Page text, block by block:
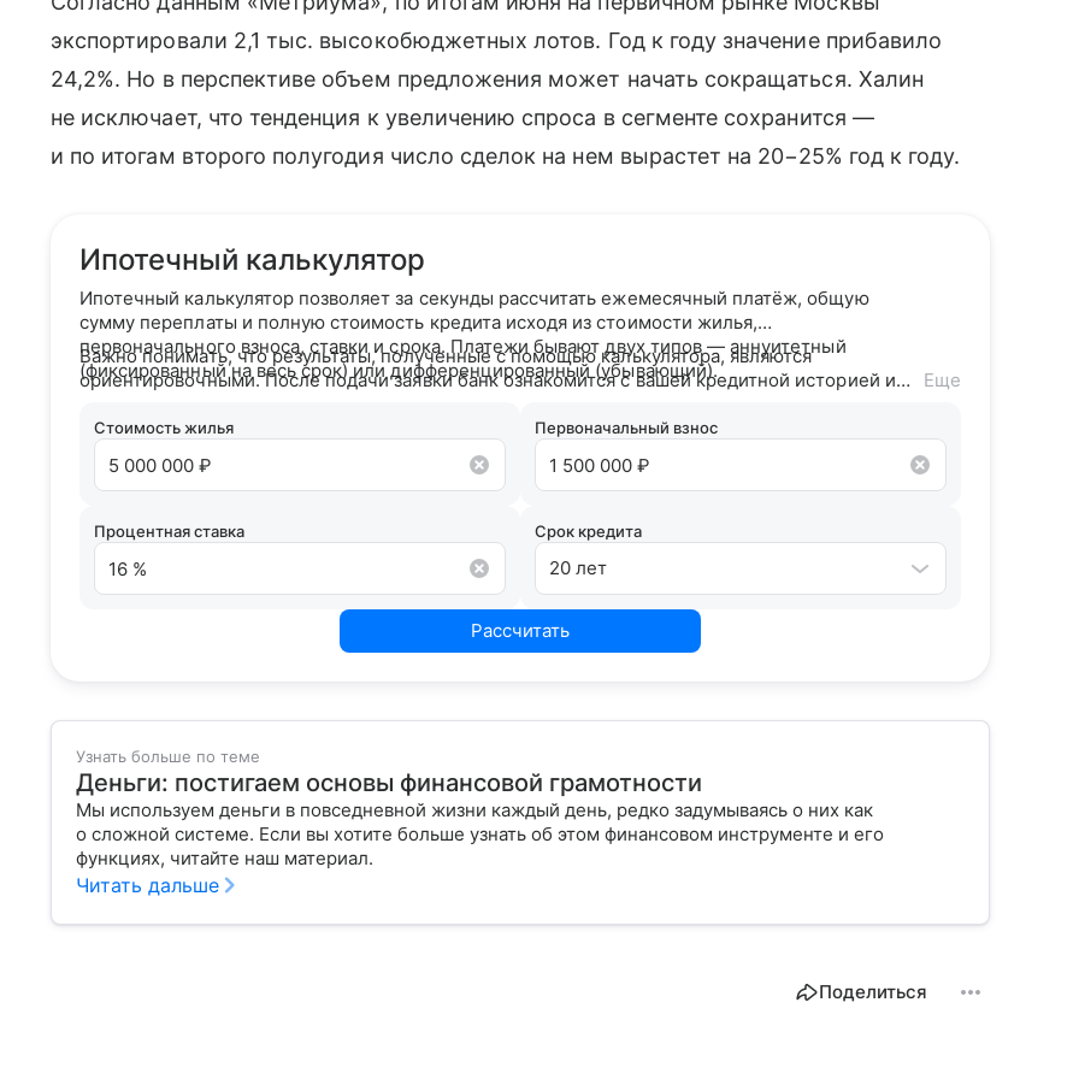
экспортировали 2,1 тыс. высокобюджетных лотов. Год к году значение прибавило
24,2%. Но в перспективе объем предложения может начать сокращаться. Халин
не исключает, что тенденция к увеличению спроса в сегменте сохранится —
и по итогам второго полугодия число сделок на нем вырастет на 20−25% год к году.
Ипотечный калькулятор
Ипотечный калькулятор позволяет за секунды рассчитать ежемесячный платёж, общую
сумму переплаты и полную стоимость кредита исходя из стоимости жилья,
первоначального взноса, ставки и срока. Платежи бывают двух типов — аннуитетный
(фиксированный на весь срок) или дифференцированный (убывающий).
Важно понимать, что результаты, полученные с помощью калькулятора, являются
ориентировочными. После подачи заявки банк ознакомится с вашей кредитной историей и
условия сотрудничества.
Еще
Стоимость жилья Первоначальный взнос
Процентная ставка Срок кредита
20 лет
Рассчитать
Узнать больше по теме
Деньги: постигаем основы финансовой грамотности
Мы используем деньги в повседневной жизни каждый день, редко задумываясь о них как
о сложной системе. Если вы хотите больше узнать об этом финансовом инструменте и его
функциях, читайте наш материал.
Читать дальше
Поделиться